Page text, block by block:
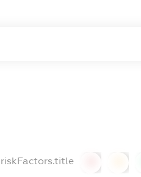
riskFactors.title